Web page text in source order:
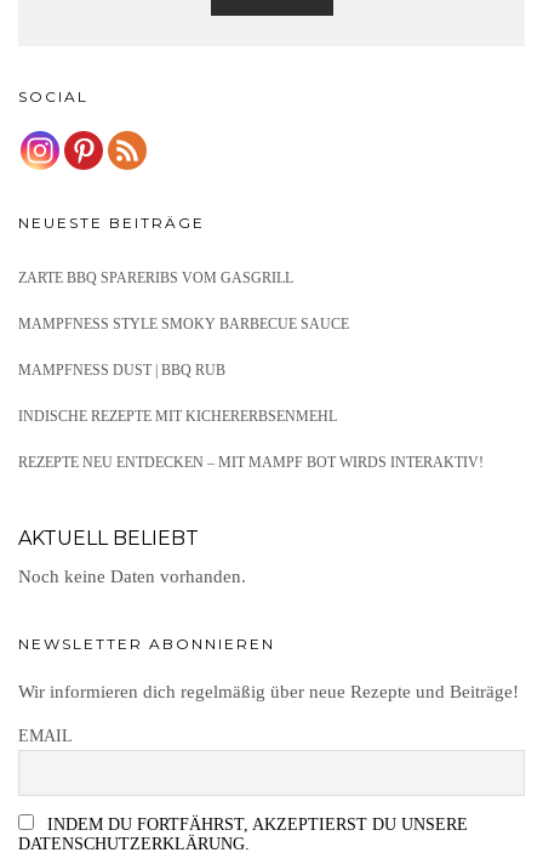
SOCIAL
NEUESTE BEITRÄGE
ZARTE BBQ SPARERIBS VOM GASGRILL
MAMPFNESS STYLE SMOKY BARBECUE SAUCE
MAMPFNESS DUST | BBQ RUB
INDISCHE REZEPTE MIT KICHERERBSENMEHL
REZEPTE NEU ENTDECKEN – MIT MAMPF BOT WIRDS INTERAKTIV!
AKTUELL BELIEBT
Noch keine Daten vorhanden.
NEWSLETTER ABONNIEREN
Wir informieren dich regelmäßig über neue Rezepte und Beiträge!
EMAIL
INDEM DU FORTFÄHRST, AKZEPTIERST DU UNSERE
DATENSCHUTZERKLÄRUNG.